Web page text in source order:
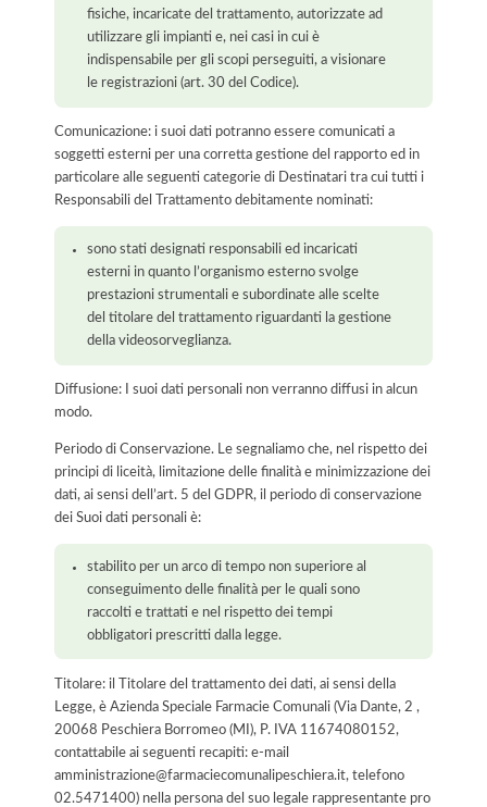
fisiche, incaricate del trattamento, autorizzate ad
utilizzare gli impianti e, nei casi in cui è
indispensabile per gli scopi perseguiti, a visionare
le registrazioni (art. 30 del Codice).
Comunicazione: i suoi dati potranno essere comunicati a
soggetti esterni per una corretta gestione del rapporto ed in
particolare alle seguenti categorie di Destinatari tra cui tutti i
Responsabili del Trattamento debitamente nominati:
sono stati designati responsabili ed incaricati
esterni in quanto l’organismo esterno svolge
prestazioni strumentali e subordinate alle scelte
del titolare del trattamento riguardanti la gestione
della videosorveglianza.
Diffusione: I suoi dati personali non verranno diffusi in alcun
modo.
Periodo di Conservazione. Le segnaliamo che, nel rispetto dei
principi di liceità, limitazione delle finalità e minimizzazione dei
dati, ai sensi dell’art. 5 del GDPR, il periodo di conservazione
dei Suoi dati personali è:
stabilito per un arco di tempo non superiore al
conseguimento delle finalità per le quali sono
raccolti e trattati e nel rispetto dei tempi
obbligatori prescritti dalla legge.
Titolare: il Titolare del trattamento dei dati, ai sensi della
Legge, è Azienda Speciale Farmacie Comunali (Via Dante, 2 ,
20068 Peschiera Borromeo (MI), P. IVA 11674080152,
contattabile ai seguenti recapiti: e-mail
amministrazione@farmaciecomunalipeschiera.it, telefono
02.5471400) nella persona del suo legale rappresentante pro